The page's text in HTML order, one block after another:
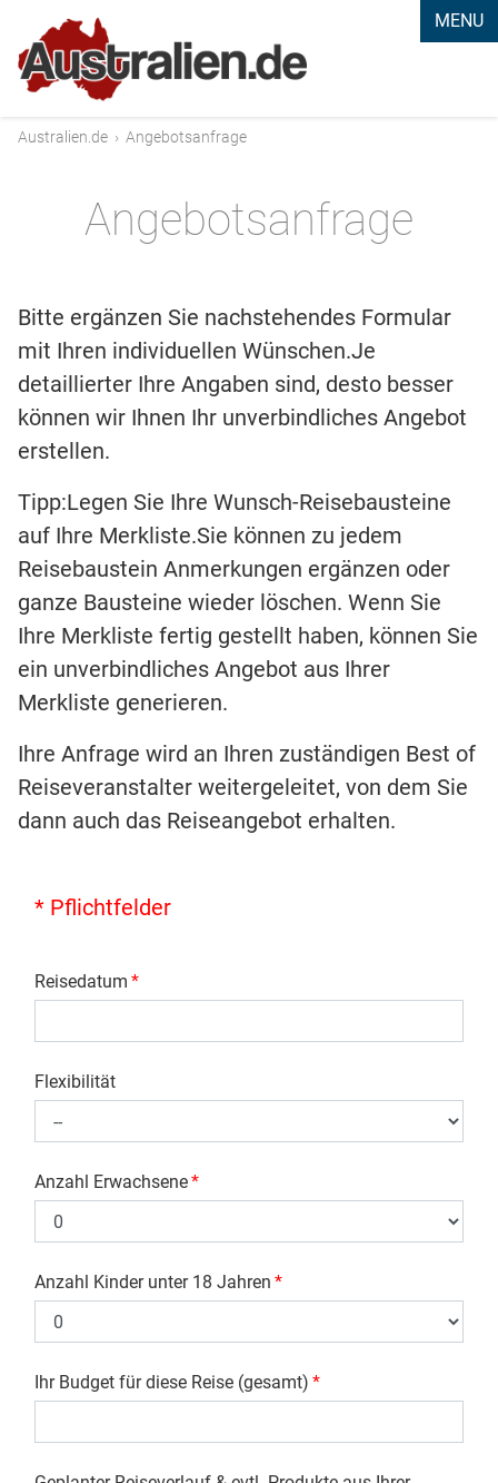
MENU
Australien.de › Angebotsanfrage
Angebotsanfrage
Bitte ergänzen Sie nachstehendes Formular
mit Ihren individuellen Wünschen.Je
detaillierter Ihre Angaben sind, desto besser
können wir Ihnen Ihr unverbindliches Angebot
erstellen.
Tipp:Legen Sie Ihre Wunsch-Reisebausteine
auf Ihre Merkliste.Sie können zu jedem
Reisebaustein Anmerkungen ergänzen oder
ganze Bausteine wieder löschen. Wenn Sie
Ihre Merkliste fertig gestellt haben, können Sie
ein unverbindliches Angebot aus Ihrer
Merkliste generieren.
Ihre Anfrage wird an Ihren zuständigen Best of
Reiseveranstalter weitergeleitet, von dem Sie
dann auch das Reiseangebot erhalten.
* Pflichtfelder
Reisedatum *
Flexibilität
Anzahl Erwachsene*
Anzahl Kinder unter 18 Jahren *
Ihr Budget für diese Reise (gesamt) *